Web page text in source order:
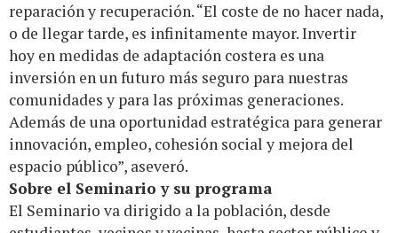
reparación y recuperación. “El coste de no hacer nada,
o de llegar tarde, es infinitamente mayor. Invertir
hoy en medidas de adaptación costera es una
inversión en un futuro más seguro para nuestras
comunidades y para las próximas generaciones.
Además de una oportunidad estratégica para generar
innovación, empleo, cohesión social y mejora del
espacio público”, aseveró.
Sobre el Seminario y su programa
El Seminario va dirigido a la población, desde